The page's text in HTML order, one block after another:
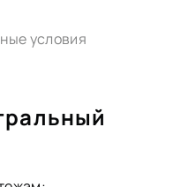
условия